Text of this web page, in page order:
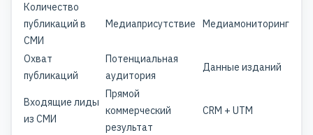
Количество
публикаций в
СМИ
Медиаприсутствие Медиамониторинг
Охват
публикаций
Потенциальная
аудитория
Данные изданий
Входящие лиды
из СМИ
Прямой
коммерческий
результат
CRM + UTM